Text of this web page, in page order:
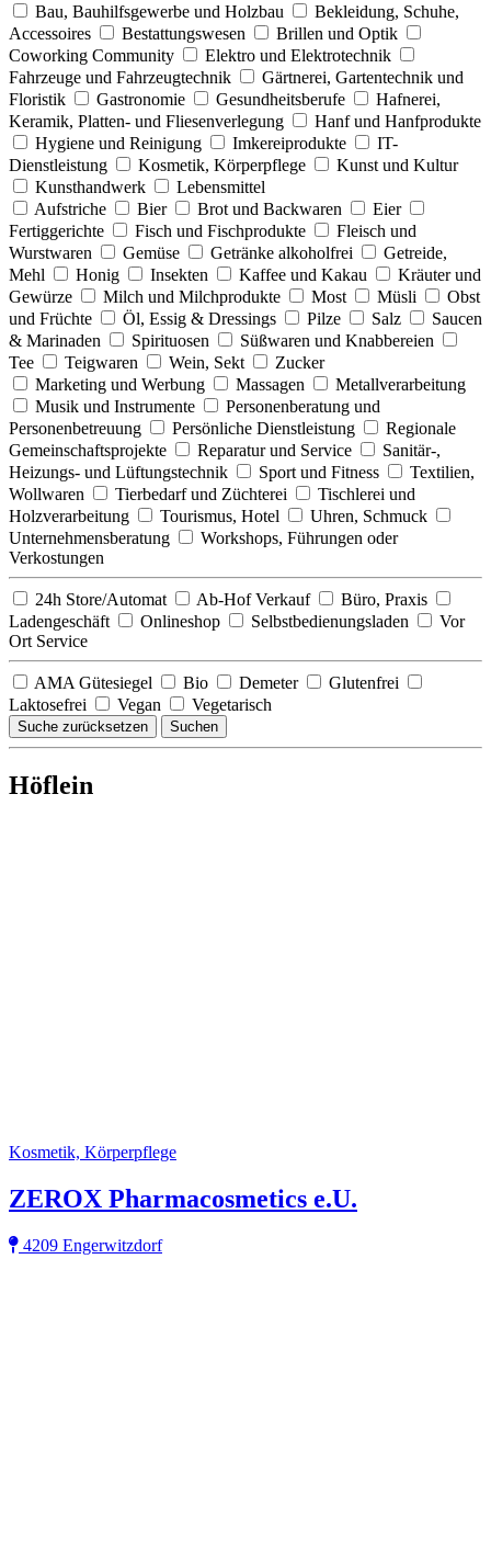
Bau, Bauhilfsgewerbe und Holzbau
Bekleidung, Schuhe,
Accessoires
Bestattungswesen
Brillen und Optik
Coworking Community
Elektro und Elektrotechnik
Fahrzeuge und Fahrzeugtechnik
Gärtnerei, Gartentechnik und
Floristik
Gastronomie Gesundheitsberufe
Hafnerei,
Keramik, Platten- und Fliesenverlegung
Hanf und Hanfprodukte
Hygiene und Reinigung
Imkereiprodukte
IT-
Dienstleistung
Kosmetik, Körperpflege
Kunst und Kultur
Kunsthandwerk
Lebensmittel
Aufstriche
Bier Brot und Backwaren
Eier
Fertiggerichte
Fisch und Fischprodukte
Fleisch und
Wurstwaren
Gemüse Getränke alkoholfrei
Getreide,
Mehl
Honig Insekten Kaffee und Kakau
Kräuter und
Gewürze
Milch und Milchprodukte Most Müsli
Obst
und Früchte
Öl, Essig & Dressings Pilze Salz
Saucen
& Marinaden
Spirituosen
Süßwaren und Knabbereien
Tee
Teigwaren Wein, Sekt
Zucker
Marketing und Werbung
Massagen
Metallverarbeitung
Musik und Instrumente
Personenberatung und
Personenbetreuung
Persönliche Dienstleistung
Regionale
Gemeinschaftsprojekte
Reparatur und Service
Sanitär-,
Heizungs- und Lüftungstechnik
Sport und Fitness
Textilien,
Wollwaren
Tierbedarf und Züchterei
Tischlerei und
Holzverarbeitung
Tourismus, Hotel
Uhren, Schmuck
Unternehmensberatung
Workshops, Führungen oder
Verkostungen
24h Store/Automat Ab-Hof Verkauf
Büro, Praxis
Ladengeschäft
Onlineshop Selbstbedienungsladen
Vor
Ort Service
AMA Gütesiegel Bio Demeter
Glutenfrei
Laktosefrei
Vegan Vegetarisch
Suche zurücksetzen Suchen
Höflein
Kosmetik, Körperpflege
ZEROX Pharmacosmetics e.U.
4209 Engerwitzdorf